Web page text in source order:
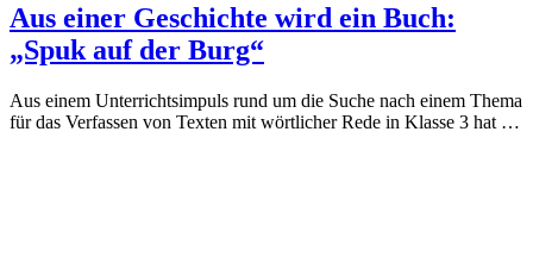
Aus einer Geschichte wird ein Buch:
„Spuk auf der Burg“
Aus einem Unterrichtsimpuls rund um die Suche nach einem Thema
für das Verfassen von Texten mit wörtlicher Rede in Klasse 3 hat …